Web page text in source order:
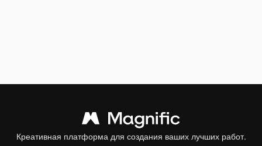
Креативная платформа для создания ваших лучших работ.